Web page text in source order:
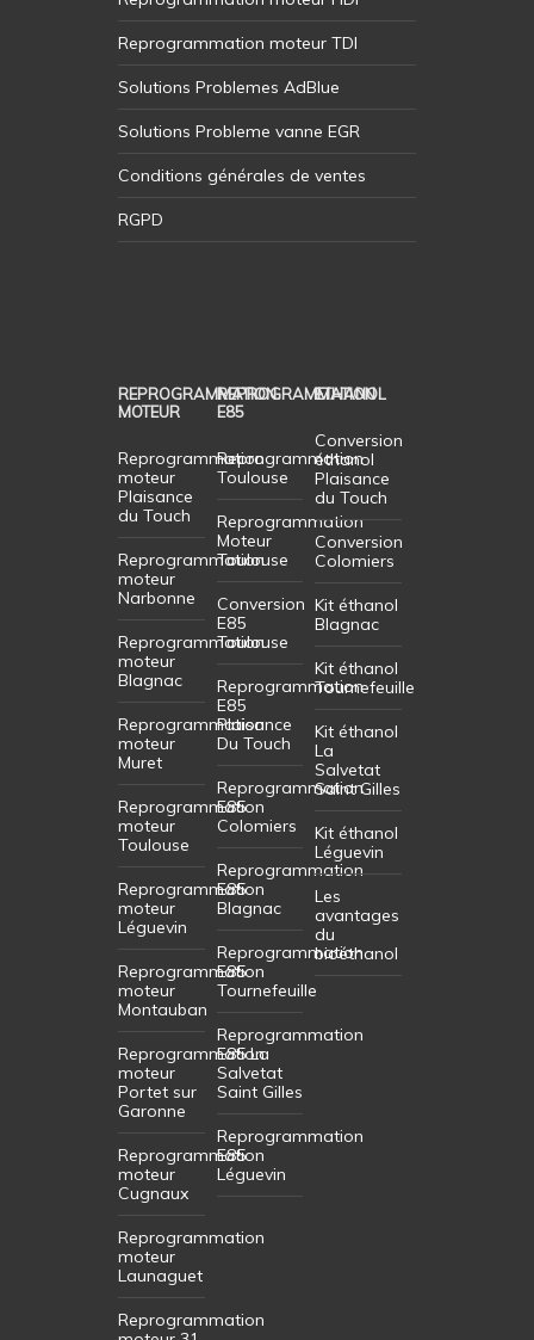
Reprogrammation moteur TDI
Solutions Problemes AdBlue
Solutions Probleme vanne EGR
Conditions générales de ventes
RGPD
REPROGRAMMATION
MOTEUR
Reprogrammation
moteur
Plaisance
du Touch
Reprogrammation
moteur
Narbonne
Reprogrammation
moteur
Blagnac
Reprogrammation
moteur
Muret
Reprogrammation
moteur
Toulouse
Reprogrammation
moteur
Léguevin
Reprogrammation
moteur
Montauban
Reprogrammation
moteur
Portet sur
Garonne
Reprogrammation
moteur
Cugnaux
Reprogrammation
moteur
Launaguet
Reprogrammation
REPROGRAMMATION
E85
Reprogrammation
Toulouse
Reprogrammation
Moteur
Toulouse
Conversion
E85
Toulouse
Reprogrammation
E85
Plaisance
Du Touch
Reprogrammation
E85
Colomiers
Reprogrammation
E85
Blagnac
Reprogrammation
E85
Tournefeuille
Reprogrammation
E85 La
Salvetat
Saint Gilles
Reprogrammation
E85
Léguevin
ETHANOL
Conversion
éthanol
Plaisance
du Touch
Conversion
Colomiers
Kit éthanol
Blagnac
Kit éthanol
Tournefeuille
Kit éthanol
La
Salvetat
Saint Gilles
Kit éthanol
Léguevin
Les
avantages
du
bioéthanol